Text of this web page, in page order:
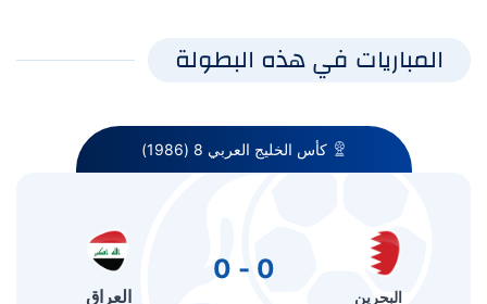
المباريات في هذه البطولة
كأس الخليج العربي 8 (1986)
البحرين
0 - 0
العراق